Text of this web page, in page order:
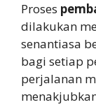
Proses
dilakukan
senantiasa
bagi setiap
perjalanan